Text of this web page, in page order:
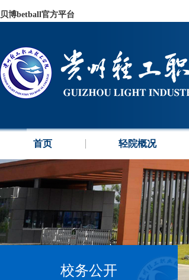
贝博betball官方平台
首页 轻院概况
校务公开